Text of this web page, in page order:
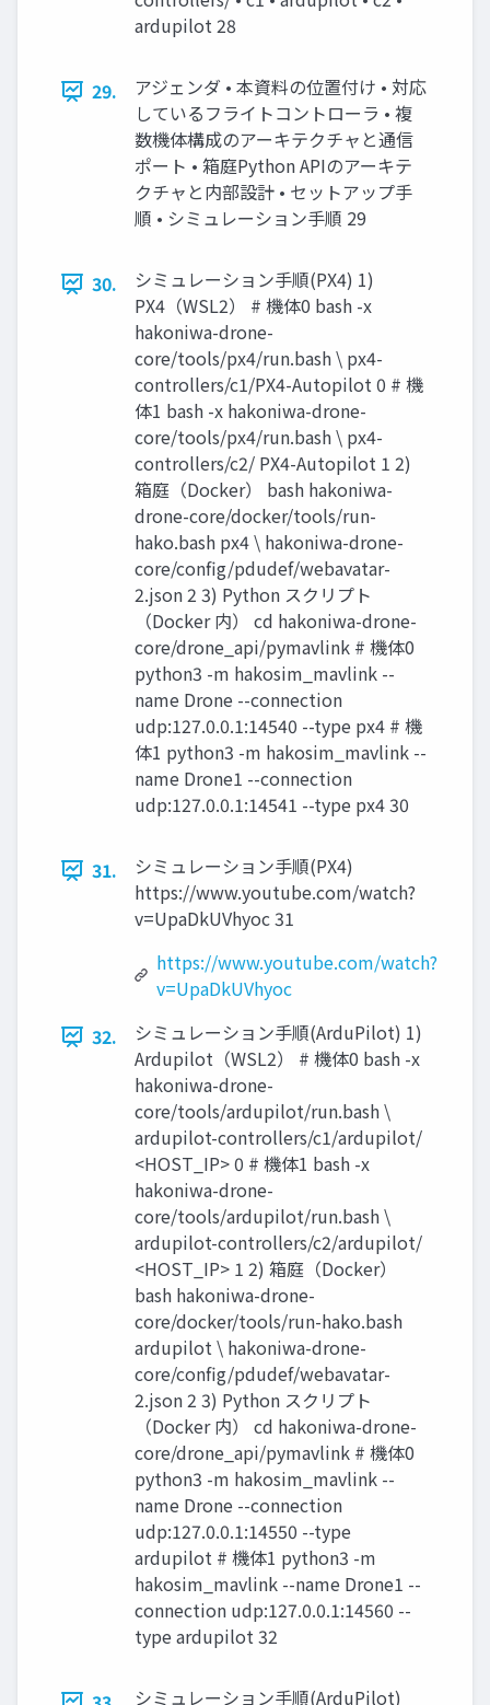
ardupilot 28
29.
アジェンダ • 本資料の位置付け • 対応
しているフライトコントローラ • 複
数機体構成のアーキテクチャと通信
ポート • 箱庭Python APIのアーキテ
クチャと内部設計 • セットアップ手
順 • シミュレーション手順 29
30.
シミュレーション手順(PX4) 1)
PX4（WSL2） # 機体0 bash -x
hakoniwa-drone-
core/tools/px4/run.bash \ px4-
controllers/c1/PX4-Autopilot 0 # 機
体1 bash -x hakoniwa-drone-
core/tools/px4/run.bash \ px4-
controllers/c2/ PX4-Autopilot 1 2)
箱庭（Docker） bash hakoniwa-
drone-core/docker/tools/run-
hako.bash px4 \ hakoniwa-drone-
core/config/pdudef/webavatar-
2.json 2 3) Python スクリプト
（Docker 内） cd hakoniwa-drone-
core/drone_api/pymavlink # 機体0
python3 -m hakosim_mavlink --
name Drone --connection
udp:127.0.0.1:14540 --type px4 # 機
体1 python3 -m hakosim_mavlink --
name Drone1 --connection
udp:127.0.0.1:14541 --type px4 30
31.
シミュレーション手順(PX4)
https://www.youtube.com/watch?
v=UpaDkUVhyoc 31
https://www.youtube.com/watch?
v=UpaDkUVhyoc
32.
シミュレーション手順(ArduPilot) 1)
Ardupilot（WSL2） # 機体0 bash -x
hakoniwa-drone-
core/tools/ardupilot/run.bash \
ardupilot-controllers/c1/ardupilot/
<HOST_IP> 0 # 機体1 bash -x
hakoniwa-drone-
core/tools/ardupilot/run.bash \
ardupilot-controllers/c2/ardupilot/
<HOST_IP> 1 2) 箱庭（Docker）
bash hakoniwa-drone-
core/docker/tools/run-hako.bash
ardupilot \ hakoniwa-drone-
core/config/pdudef/webavatar-
2.json 2 3) Python スクリプト
（Docker 内） cd hakoniwa-drone-
core/drone_api/pymavlink # 機体0
python3 -m hakosim_mavlink --
name Drone --connection
udp:127.0.0.1:14550 --type
ardupilot # 機体1 python3 -m
hakosim_mavlink --name Drone1 --
connection udp:127.0.0.1:14560 --
type ardupilot 32
シミュレーション手順(ArduPilot)